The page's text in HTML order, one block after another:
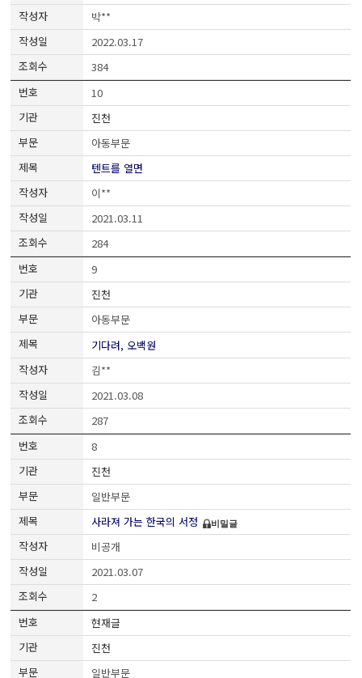
박**
2022.03.17
384
10
진천
아동부문
텐트를 열면
이**
2021.03.11
284
9
진천
아동부문
기다려, 오백원
김**
2021.03.08
287
8
진천
일반부문
사라져 가는 한국의 서정
비밀글
비공개
2021.03.07
2
현재글
진천
일반부문